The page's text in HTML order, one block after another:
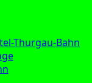
Thurgau-Bahn